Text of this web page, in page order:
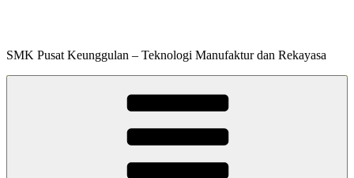
SMK Pusat Keunggulan – Teknologi Manufaktur dan Rekayasa